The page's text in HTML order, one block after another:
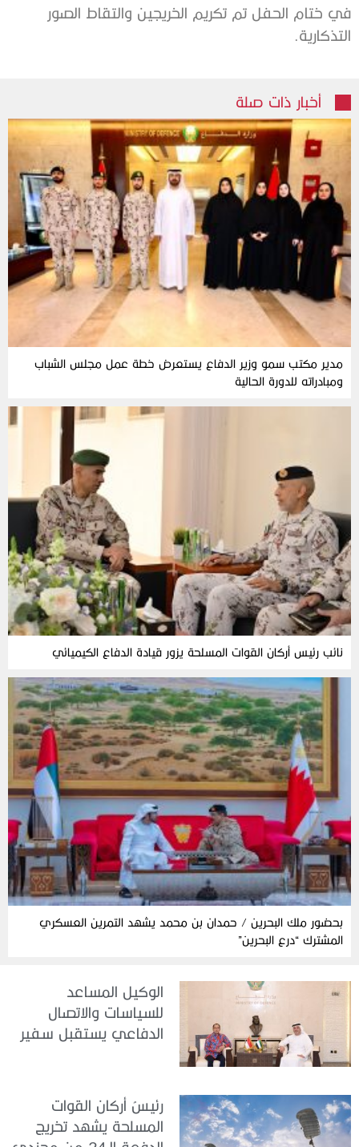
في ختام الحفل تم تكريم الخريجين والتقاط الصور
التذكارية.
أخبار ذات صلة
مدير مكتب سمو وزير الدفاع يستعرض خطة عمل مجلس الشباب
ومبادراته للدورة الحالية
نائب رئيس أركان القوات المسلحة يزور قيادة الدفاع الكيميائي
بحضور ملك البحرين / حمدان بن محمد يشهد التمرين العسكري
المشترك “درع البحرين”
الوكيل المساعد
للسياسات والاتصال
الدفاعي يستقبل سفير
رئيسُ أركان القوات
المسلحة يشهد تخريج